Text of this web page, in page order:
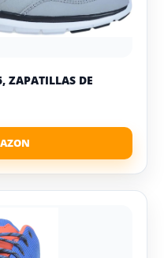
ZAPATILLAS DE